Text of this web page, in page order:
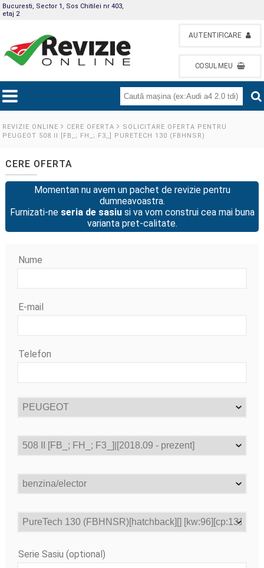
Bucuresti, Sector 1, Sos Chitilei nr 403,
etaj 2
AUTENTIFICARE
COSUL MEU
REVIZIE ONLINE CERE OFERTA
SOLICITARE OFERTA PENTRU
PEUGEOT 508 II [FB_; FH_; F3_] PURETECH 130 (FBHNSR)
CERE OFERTA
Momentan nu avem un pachet de revizie pentru
dumneavoastra.
Furnizati-ne seria de sasiusi va vom construi cea mai buna
varianta pret-calitate.
Nume
E-mail
Telefon
Serie Sasiu (optional)